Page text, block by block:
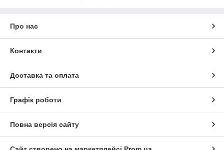
Про нас
Контакти
Доставка та оплата
Графік роботи
Повна версія сайту